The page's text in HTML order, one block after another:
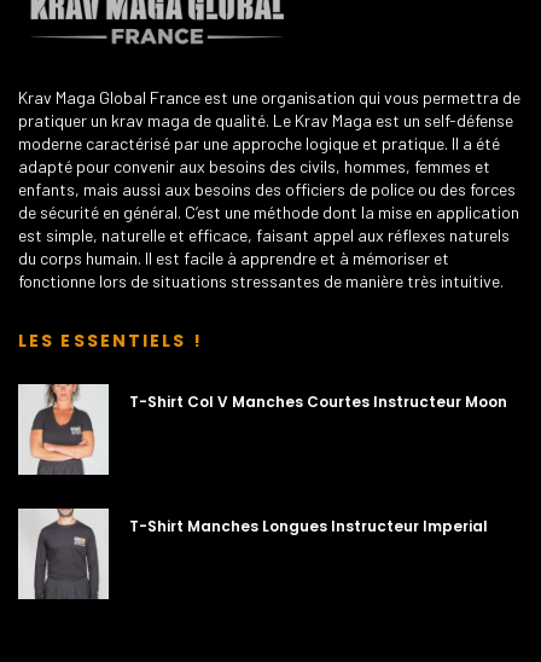
Krav Maga Global France est une organisation qui vous permettra de
pratiquer un krav maga de qualité. Le Krav Maga est un self-défense
moderne caractérisé par une approche logique et pratique. Il a été
adapté pour convenir aux besoins des civils, hommes, femmes et
enfants, mais aussi aux besoins des officiers de police ou des forces
de sécurité en général. C’est une méthode dont la mise en application
est simple, naturelle et efficace, faisant appel aux réflexes naturels
du corps humain. Il est facile à apprendre et à mémoriser et
fonctionne lors de situations stressantes de manière très intuitive.
LES ESSENTIELS !
T-Shirt Col V Manches Courtes Instructeur Moon
T-Shirt Manches Longues Instructeur Imperial